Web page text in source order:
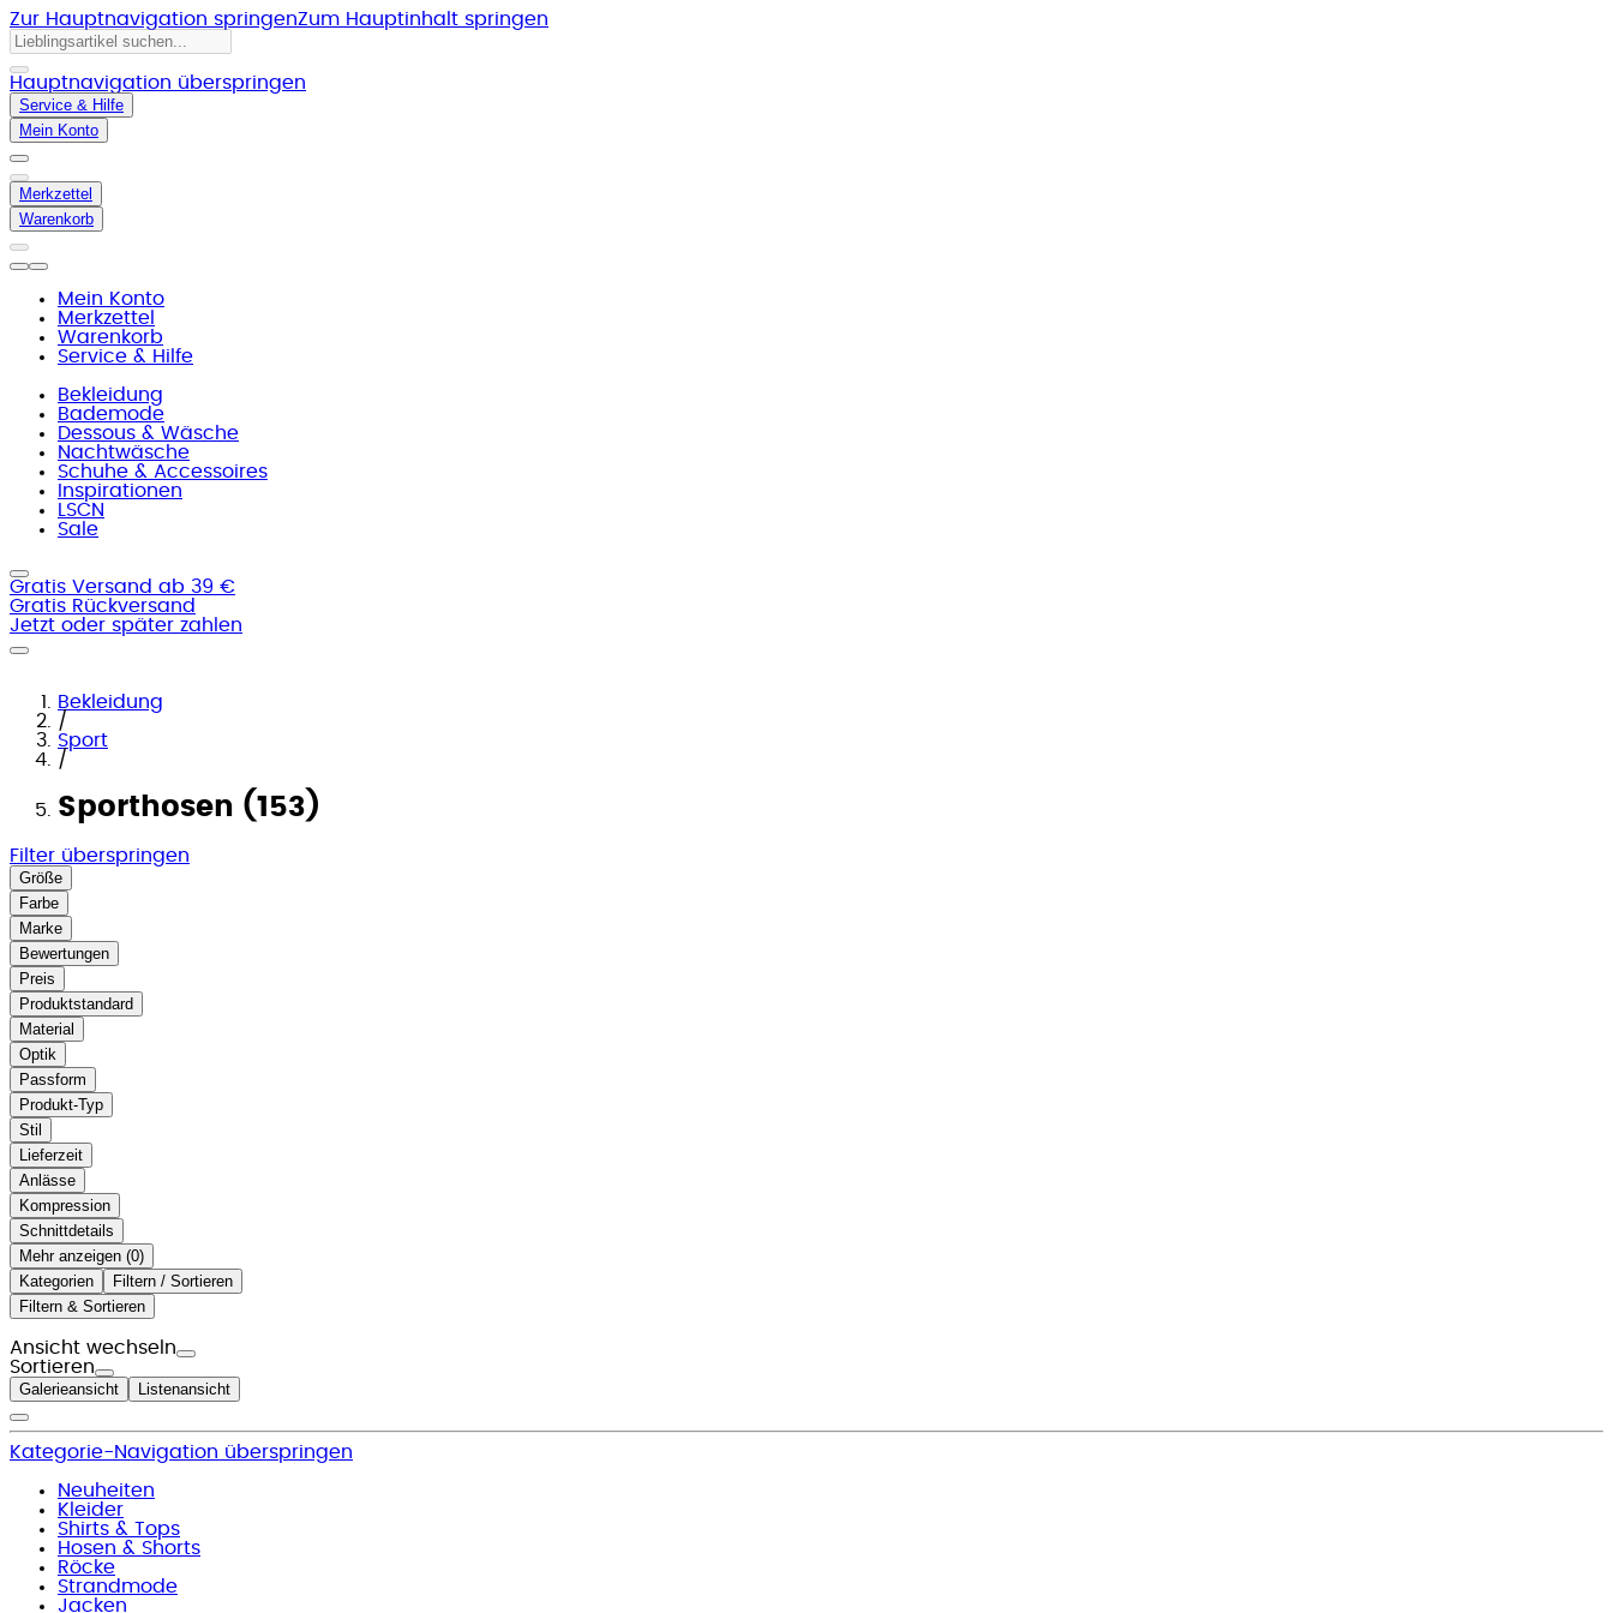
Zur Hauptnavigation springenZum Hauptinhalt springen
Hauptnavigation überspringen
Service & Hilfe
Mein Konto
Merkzettel
Warenkorb
Mein Konto
Merkzettel
Warenkorb
Service & Hilfe
Bekleidung
Bademode
Dessous & Wäsche
Nachtwäsche
Schuhe & Accessoires
Inspirationen
LSCN
Sale
Gratis Versand ab 39 €
Gratis Rückversand
Jetzt oder später zahlen
Bekleidung
/
Sport
/
Sporthosen (153)
Filter überspringen
Größe
Farbe
Marke
Bewertungen
Preis
Produktstandard
Material
Optik
Passform
Produkt-Typ
Stil
Lieferzeit
Anlässe
Kompression
Schnittdetails
Mehr anzeigen ( )
Kategorien
Filtern / Sortieren
Filtern & Sortieren
Ansicht wechseln
Sortieren
Galerieansicht Listenansicht
Kategorie-Navigation überspringen
Neuheiten
Kleider
Shirts & Tops
Hosen & Shorts
Röcke
Strandmode
Jacken